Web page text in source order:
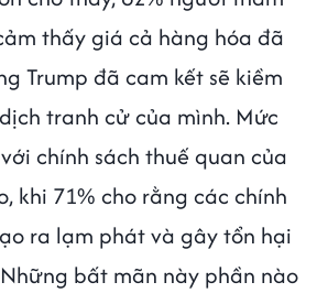
thấy giá cả hàng hóa đã
Trump đã cam kết sẽ kiềm
tranh cử của mình. Mức
chính sách thuế quan của
khi 71% cho rằng các chính
ra lạm phát và gây tổn hại
bất mãn này phần nào